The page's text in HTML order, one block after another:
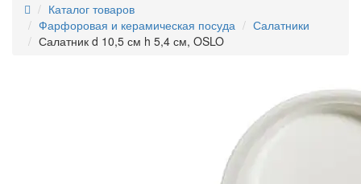
Каталог товаров
Фарфоровая и керамическая посуда
Салатники
Салатник d 10,5 см h 5,4 см, OSLO